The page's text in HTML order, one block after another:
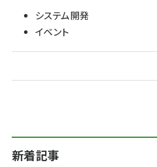
システム開発
イベント
新着記事